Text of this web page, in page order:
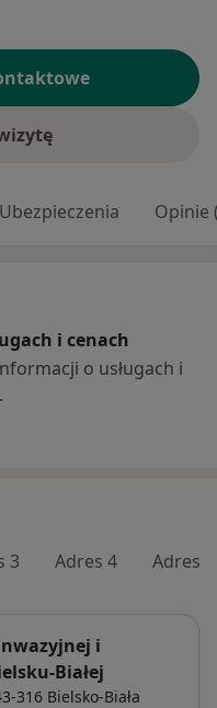
Ubezpieczenia Opinie
i cenach
o usługach i
3 Adres 4 Adres 5
i
Białej
316 Bielsko-Biała